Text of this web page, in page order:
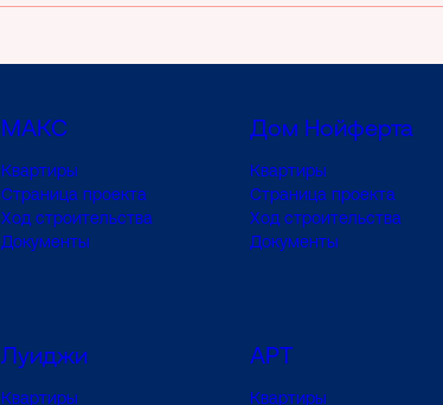
МАКС
Квартиры
Страница проекта
Ход строительства
Документы
Дом Нойферта
Квартиры
Страница проекта
Ход строительства
Документы
Луиджи
Квартиры
АРТ
Квартиры